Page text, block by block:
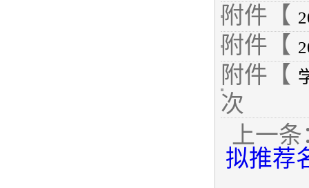
附件【
附件【
附件【
次
上一
拟推荐